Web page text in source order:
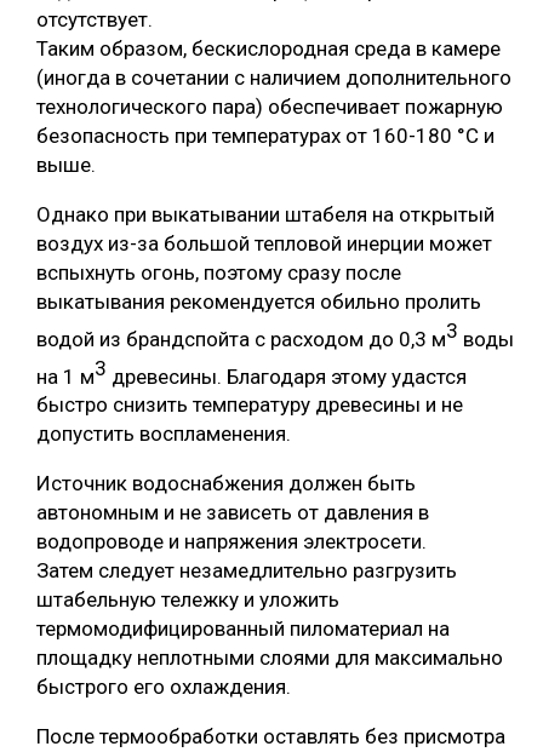
отсутствует.
Таким образом, бескислородная среда в камере
(иногда в сочетании с наличием дополнительного
технологического пара) обеспечивает пожарную
безопасность при температурах от 160-180 °С и
выше.
Однако при выкатывании штабеля на открытый
воздух из-за большой тепловой инерции может
вспыхнуть огонь, поэтому сразу после
выкатывания рекомендуется обильно пролить
водой из брандспойта с расходом до 0,3 м3 воды
на 1 м3 древесины. Благодаря этому удастся
быстро снизить температуру древесины и не
допустить воспламенения.
Источник водоснабжения должен быть
автономным и не зависеть от давления в
водопроводе и напряжения электросети.
Затем следует незамедлительно разгрузить
штабельную тележку и уложить
термомодифицированный пиломатериал на
площадку неплотными слоями для максимально
быстрого его охлаждения.
После термообработки оставлять без присмотра